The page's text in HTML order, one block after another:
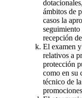
ámbitos de
casos la
seguimiento
recepción
El examen
relativos a
protección
como en su
técnico de